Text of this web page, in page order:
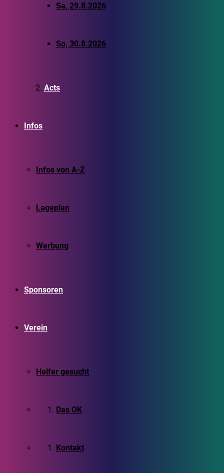
Sa, 29.8.2026
So, 30.8.2026
Acts
Infos
Infos von A-Z
Lageplan
Werbung
Sponsoren
Verein
Helfer gesucht
Das OK
Kontakt